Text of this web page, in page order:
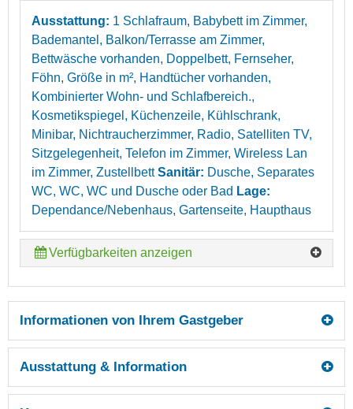
Ausstattung: 1 Schlafraum, Babybett im Zimmer,
Bademantel, Balkon/Terrasse am Zimmer,
Bettwäsche vorhanden, Doppelbett, Fernseher,
Föhn, Größe in m², Handtücher vorhanden,
Kombinierter Wohn- und Schlafbereich.,
Kosmetikspiegel, Küchenzeile, Kühlschrank,
Minibar, Nichtraucherzimmer, Radio, Satelliten TV,
Sitzgelegenheit, Telefon im Zimmer, Wireless Lan
im Zimmer, ZustellbettSanitär: Dusche, Separates
WC, WC, WC und Dusche oder Bad Lage:
Dependance/Nebenhaus, Gartenseite, Haupthaus
Verfügbarkeiten anzeigen
Informationen von Ihrem Gastgeber
Ausstattung & Information